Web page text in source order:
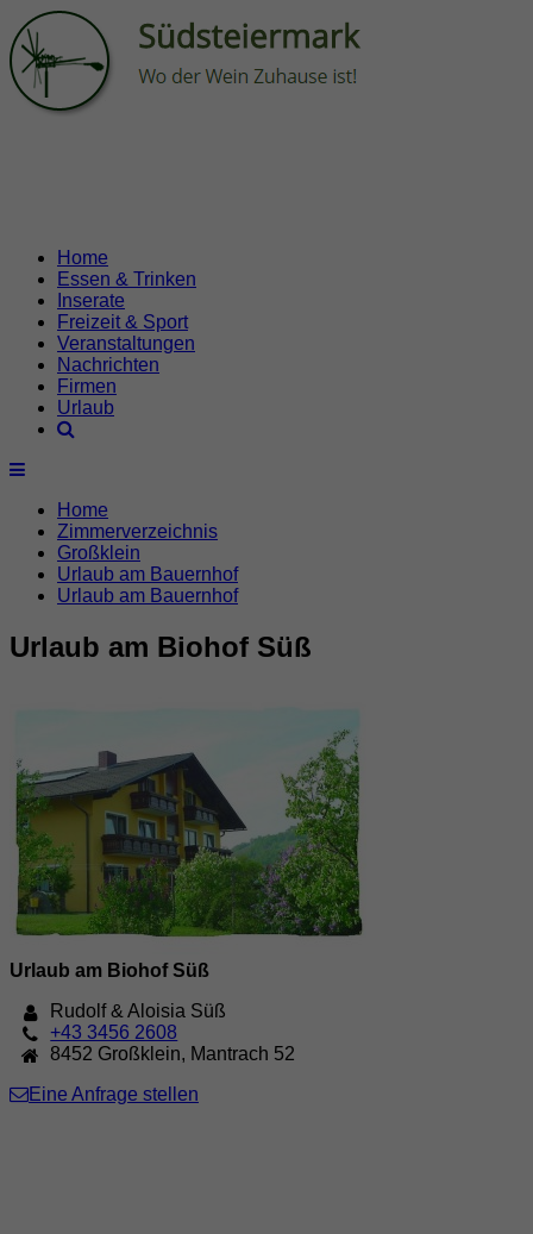
Home
Essen & Trinken
Inserate
Freizeit & Sport
Veranstaltungen
Nachrichten
Firmen
Urlaub
Home
Zimmerverzeichnis
Großklein
Urlaub am Bauernhof
Urlaub am Bauernhof
Urlaub am Biohof Süß
Urlaub am Biohof Süß
Rudolf & Aloisia Süß
+43 3456 2608
8452 Großklein, Mantrach 52
Eine Anfrage stellen